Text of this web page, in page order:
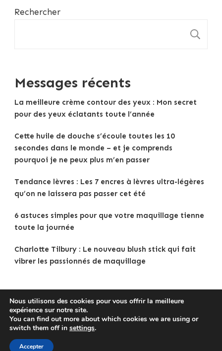
Rechercher
Messages récents
La meilleure crème contour des yeux : Mon secret
pour des yeux éclatants toute l’année
Cette huile de douche s’écoule toutes les 10
secondes dans le monde – et je comprends
pourquoi je ne peux plus m’en passer
Tendance lèvres : Les 7 encres à lèvres ultra-légères
qu’on ne laissera pas passer cet été
6 astuces simples pour que votre maquillage tienne
toute la journée
Charlotte Tilbury : Le nouveau blush stick qui fait
vibrer les passionnés de maquillage
Copyright © 2025Tenue Femme
Politique de confidentialité
Blossom Themes
Nous utilisons des cookies pour vous offrir la meilleure
expérience sur notre site.
You can find out more about which cookies we are using or
switch them off in settings.
Accepter